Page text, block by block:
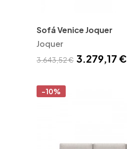
Sofá Venice Joquer
Joquer
3.643,52 € 3.279,17 €
-10%